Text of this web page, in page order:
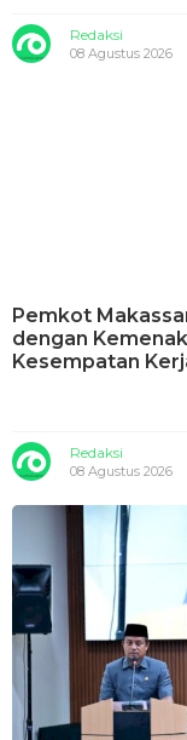
Redaksi
08 Agustus 2026
Pemkot
dengan
Kesempatan
Redaksi
08 Agustus 2026